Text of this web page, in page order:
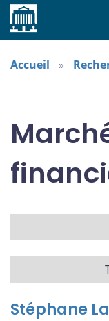
Accueil
Stéphane